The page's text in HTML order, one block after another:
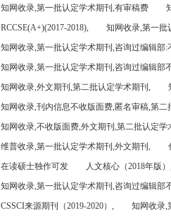
知网收录,第一批认定学术期刊,有审稿费
RCCSE(A+)(2017-2018),
知网收录,第一批
知网收录,第一批认定学术期刊,咨询过编辑部:
知网收录,第一批认定学术期刊,咨询过编辑部
知网收录,外文期刊,第二批认定学术期刊,
知网收录,刊内信息不收版面费,匿名审稿,第二
知网收录,不收版面费,外文期刊,第二批认定学
维普收录,第一批认定学术期刊,外文期刊,
在读硕士独作可发
人文核心（2018年版）,
知网收录,第一批认定学术期刊,咨询过编辑部
CSSCI来源期刊（2019-2020）,
知网收录,